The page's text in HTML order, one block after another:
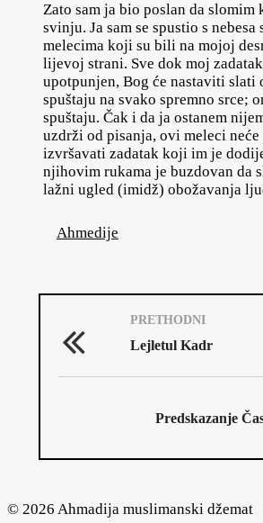
Zato sam ja bio poslan da slomim
svinju. Ja sam se spustio s nebesa
melecima koji su bili na mojoj
lijevoj strani. Sve dok moj
upotpunjen, Bog će nastaviti slati
spuštaju na svako spremno srce;
spuštaju. Čak i da ja ostanem
uzdrži od pisanja, ovi meleci neće
izvršavati zadatak koji im je
njihovim rukama je buzdovan da
lažni ugled (imidž) obožavanja
Ahmedije
PRETHODNI
Lejletul Kadr
Predskazanje
© 2026 Ahmadija muslimanski džemat